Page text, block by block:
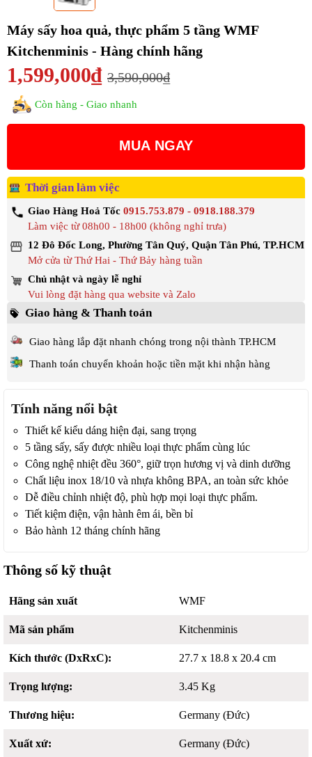
Máy sấy hoa quả, thực phẩm 5 tầng WMF
Kitchenminis - Hàng chính hãng
1,599,000₫ 3,590,000₫
Còn hàng - Giao nhanh
MUA NGAY
Thời gian làm việc
Giao Hàng Hoả Tốc 0915.753.879 - 0918.188.379
Làm việc từ 08h00 - 18h00 (không nghỉ trưa)
12 Đô Đốc Long, Phường Tân Quý, Quận Tân Phú, TP.HCM
Mở cửa từ Thứ Hai - Thứ Bảy hàng tuần
Chủ nhật và ngày lễ nghỉ
Vui lòng đặt hàng qua website và Zalo
Giao hàng & Thanh toán
Giao hàng lắp đặt nhanh chóng trong nội thành TP.HCM
Thanh toán chuyển khoản hoặc tiền mặt khi nhận hàng
Tính năng nổi bật
Thiết kế kiểu dáng hiện đại, sang trọng
5 tầng sấy, sấy được nhiều loại thực phẩm cùng lúc
Công nghệ nhiệt đều 360°, giữ trọn hương vị và dinh dưỡng
Chất liệu inox 18/10 và nhựa không BPA, an toàn sức khỏe
Dễ điều chỉnh nhiệt độ, phù hợp mọi loại thực phẩm.
Tiết kiệm điện, vận hành êm ái, bền bỉ
Bảo hành 12 tháng chính hãng
Thông số kỹ thuật
Hãng sản xuất WMF
Mã sản phẩm Kitchenminis
Kích thước (DxRxC): 27.7 x 18.8 x 20.4 cm
Trọng lượng: 3.45 Kg
Thương hiệu: Germany (Đức)
Xuất xứ: Germany (Đức)